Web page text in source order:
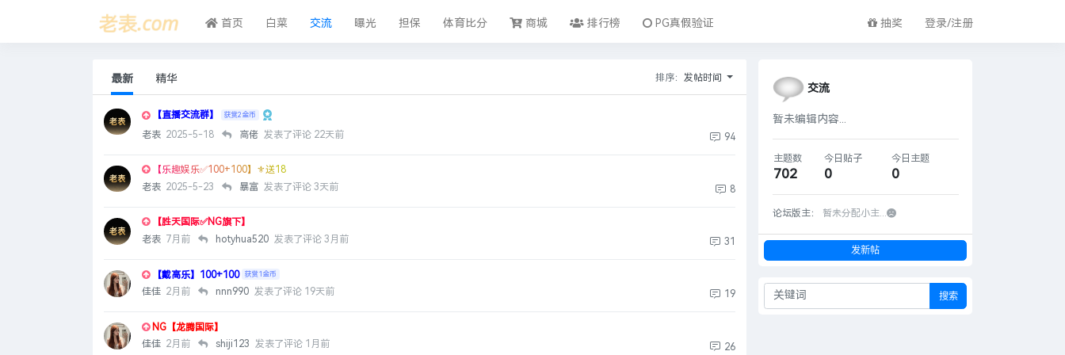
首页 白菜 交流 曝光 担保 体育比分 商城 排行榜 PG真假验证 抽奖 登录/注册
最新 精华 排序：发帖时间
【直播交流群】 获赏2金币
老表 2025-5-18 高佬 发表了评论22天前 94
【乐趣娱乐✅100+100】⚜️送18
老表 2025-5-23 暴富 发表了评论3天前 8
【胜天国际✅NG旗下】
老表 7月前 hotyhua520 发表了评论3月前 31
【戴高乐】100+100 获赏1金币
佳佳 2月前 nnn990 发表了评论19天前 19
NG【龙腾国际】
佳佳 2月前 shiji123 发表了评论1月前 26
交流
暂未编辑内容...
主题数
702
今日贴子
0
今日主题
0
论坛版主： 暂未分配小主...
发新帖
搜索